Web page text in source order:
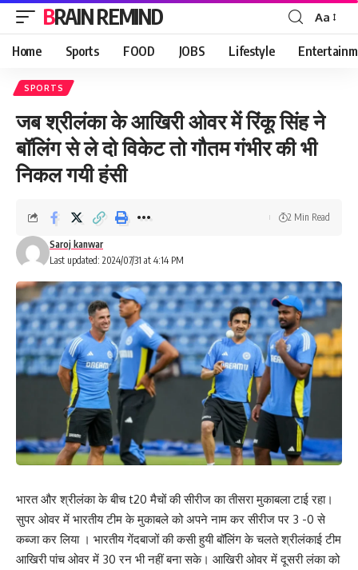
BRAIN REMIND
Font
Resizer
Aa
Home Sports FOOD JOBS Lifestyle
SPORTS
जब श्रीलंका के आखिरी ओवर में रिंकू सिंह ने
बॉलिंग से ले दो विकेट तो गौतम गंभीर की भी
निकल गयी हंसी
Last updated: 2024/07/31 at 4:14 PM
Saroj kanwar
2 Min Read
भारत और श्रीलंका के बीच t20 मैचों की सीरीज का तीसरा मुकाबला टाई रहा।
सुपर ओवर में भारतीय टीम के मुकाबले को अपने नाम कर सीरीज पर 3 -0 से
कब्जा कर लिया । भारतीय गेंदबाजों की कसी हुयी बॉलिंग के चलते श्रीलंकाई टीम
आखिरी पांच ओवर में 30 रन भी नहीं बना सके। आखिरी ओवर में दूसरी लंका को